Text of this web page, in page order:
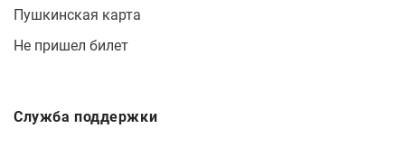
Пушкинская карта
Не пришел билет
Служба поддержки